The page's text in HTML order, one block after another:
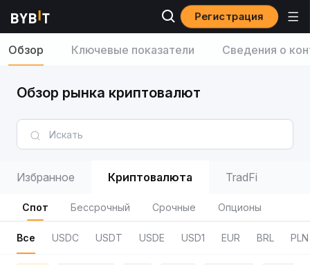
Регистрация
Обзор Ключевые показатели Сведения о
Обзор рынка криптовалют
Избранное Криптовалюта TradFi
Спот Бессрочный Срочные Опционы
Все USDC USDT USDE USD1 EUR BRL PLN